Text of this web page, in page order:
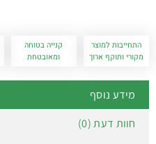
התחייבות למוצר
מקורי ותוקף ארוך
קנייה בטוחה
ומאובטחת
מידע נוסף
חוות דעת (0)